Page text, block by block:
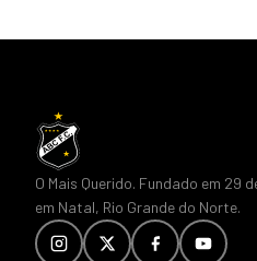
O Mais Querido. Fundado em 29
em Natal, Rio Grande do Norte.